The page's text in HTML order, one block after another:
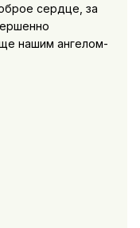
сердце, за
нашим ангелом-